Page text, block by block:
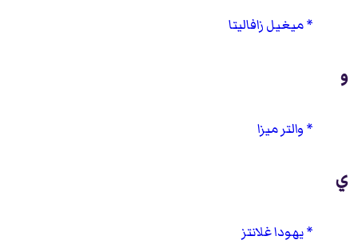
ميغيل زافاليتا
و
والتر ميزا
ي
يهودا غلانتز